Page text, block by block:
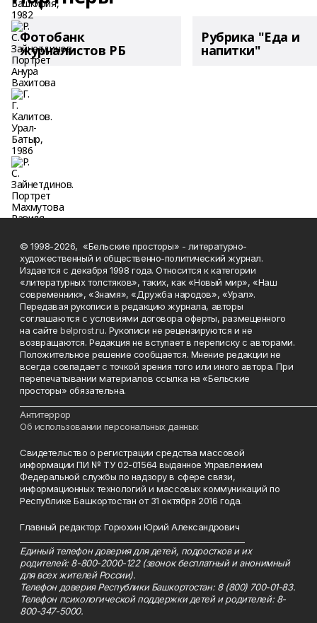
Фотобанк
журналистов РБ
Рубрика "Еда и
напитки"
© 1998-2026, «Бельские просторы» - литературно-
художественный и общественно-политический журнал.
Издается с декабря 1998 года. Относится к категории
«литературных толстяков», таких, как «Новый мир», «Наш
современник», «Знамя», «Дружба народов», «Урал».
Передавая рукописи в редакцию журнала, авторы
соглашаются с условиями договора оферты, размещенного
на сайтеbelprost.ru. Рукописи не рецензируются и не
возвращаются. Редакция не вступает в переписку с авторами.
Положительное решение сообщается. Мнение редакции не
всегда совпадает с точкой зрения того или иного автора. При
перепечатывании материалов ссылка на «Бельские
просторы» обязательна.
Антитеррор
Об использовании персональных данных
Свидетельство о регистрации средства массовой
информации ПИ № ТУ 02-01564 выданное Управлением
Федеральной службы по надзору в сфере связи,
информационных технологий и массовых коммуникаций по
Республике Башкортостан от 31 октября 2016 года.
Главный редактор: Горюхин Юрий Александрович
Единый телефон доверия для детей, подростков и их
родителей: 8-800-2000-122 (звонок бесплатный и анонимный
для всех жителей России).
Телефон доверия Республики Башкортостан: 8 (800) 700-01-83.
Телефон психологической поддержки детей и родителей: 8-
800-347-5000.